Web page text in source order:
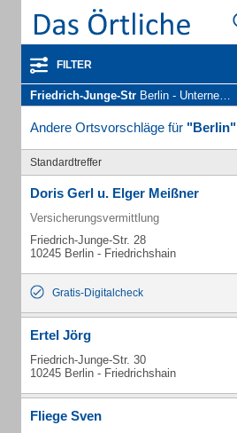
FILTER
Friedrich-Junge-Str Berlin - Unternehmen und Personen
Andere Ortsvorschläge für "Berlin"
Standardtreffer
Doris Gerl u. Elger Meißner
Versicherungsvermittlung
Friedrich-Junge-Str. 28
10245 Berlin - Friedrichshain
Gratis-Digitalcheck
Ertel Jörg
Friedrich-Junge-Str. 30
10245 Berlin - Friedrichshain
Fliege Sven